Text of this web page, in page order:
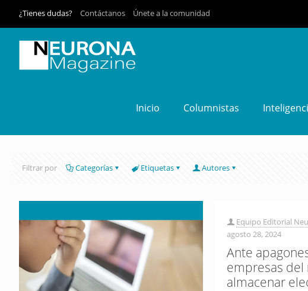
¿Tienes dudas? Contáctanos Únete a la comunidad
Inicio Columnistas
Filtrar por Categorías Etiquetas Autores
Equipo Editorial
agosto 28, 2024
Ante
empresas del
almacenar